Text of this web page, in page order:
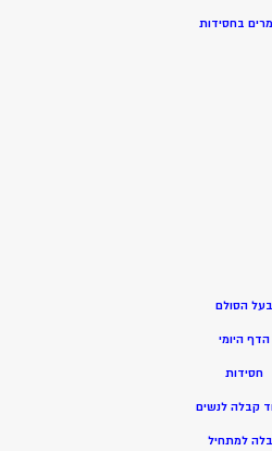
בחסידות
בעל הסולם
הדף היומי
חסידות
קבלה לנשים
בלה למתחיל